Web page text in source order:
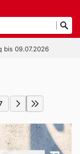
bis 09.07.2026